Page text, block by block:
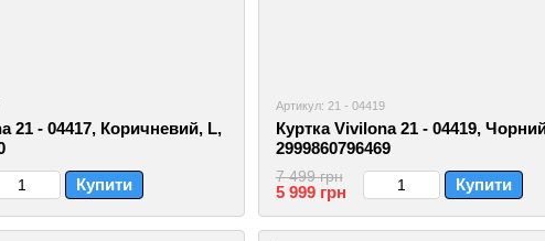
21 - 04417, Коричневий, L,
Купити
Артикул: 21 - 04419
Куртка Vivilona 21 - 04419,
2999860796469
7 499 грн
5 999 грн Купити